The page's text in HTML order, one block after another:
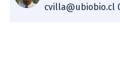
cvilla@ubiobio.cl